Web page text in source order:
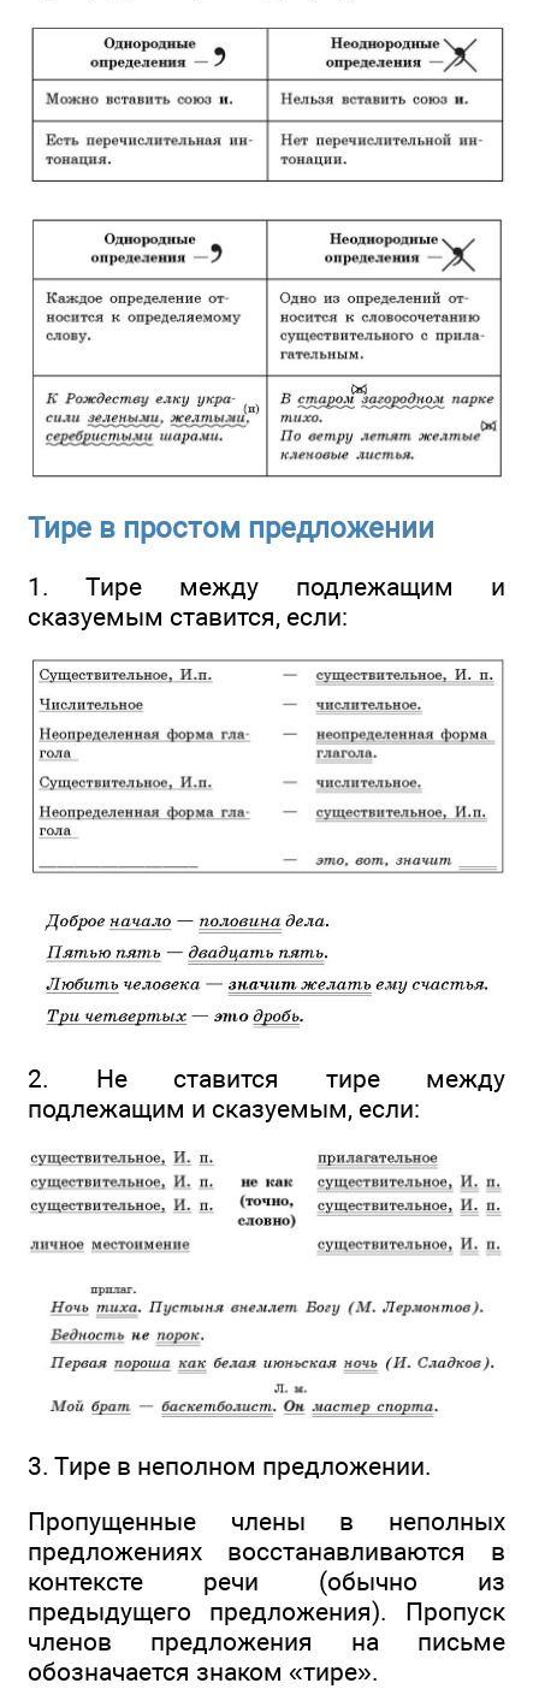
Тире в простом предложении
1. Тире между подлежащим и
сказуемым ставится, если:
2. Не ставится тире между
подлежащим и сказуемым, если:
3. Тире в неполном предложении.
Пропущенные члены в неполных
предложениях восстанавливаются в
контексте речи (обычно из
предыдущего предложения). Пропуск
членов предложения на письме
обозначается знаком «тире».